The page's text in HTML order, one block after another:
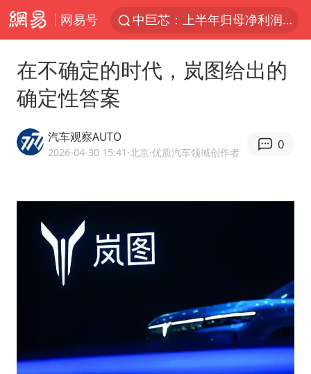
网易号
上海：台风白海豚或将带来龙卷风
日本试射“战斧”导弹，国防部回应
百花奖开幕式
美股存储板块集体大跌
我国外贸延续良好增长态势
国防部：中国军队坚决反制任何闹海挑衅图谋
“新疆阿勒泰八月能滑雪”不实
在不确定的时代，岚图给出的
确定性答案
汽车观察AUTO
2026-04-30 15:41 ·北京·优质汽车领域创作者
0